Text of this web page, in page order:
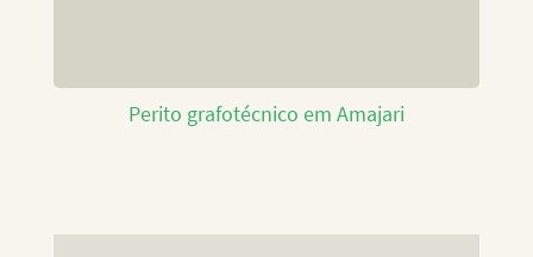
Perito grafotécnico em Amajari